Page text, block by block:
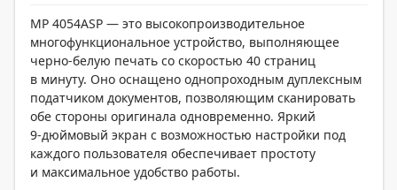
MP 4054ASP — это высокопроизводительное
многофункциональное устройство, выполняющее
черно-белую печать со скоростью 40 страниц
в минуту. Оно оснащено однопроходным дуплексным
податчиком документов, позволяющим сканировать
обе стороны оригинала одновременно. Яркий
9-дюймовый экран с возможностью настройки под
каждого пользователя обеспечивает простоту
и максимальное удобство работы.